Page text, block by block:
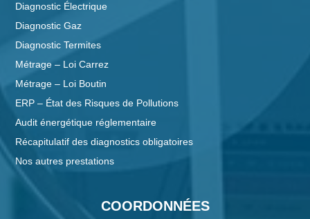
Diagnostic Électrique
Diagnostic Gaz
Diagnostic Termites
Métrage – Loi Carrez
Métrage – Loi Boutin
ERP – État des Risques de Pollutions
Audit énergétique réglementaire
Récapitulatif des diagnostics obligatoires
Nos autres prestations
COORDONNÉES